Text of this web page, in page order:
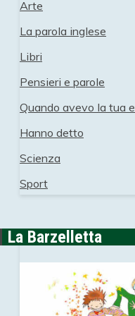
Arte
La parola inglese
Libri
Pensieri e parole
Quando avevo la tua
Hanno detto
Scienza
Sport
La Barzelletta